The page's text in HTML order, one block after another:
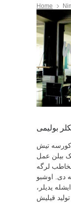
Home
کورسه تیش
بیلن عمل
لرگه
دی. اوشبو
یدیلر،
قیلیش